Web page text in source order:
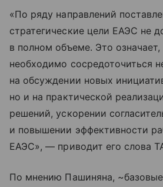
«По ряду направлений
стратегические цели ЕАЭС не
в полном объеме. Это
необходимо сосредоточиться
на обсуждении новых
но и на практической
решений, ускорении
и повышении эффективности
ЕАЭС», — приводит его слова
По мнению Пашиняна,